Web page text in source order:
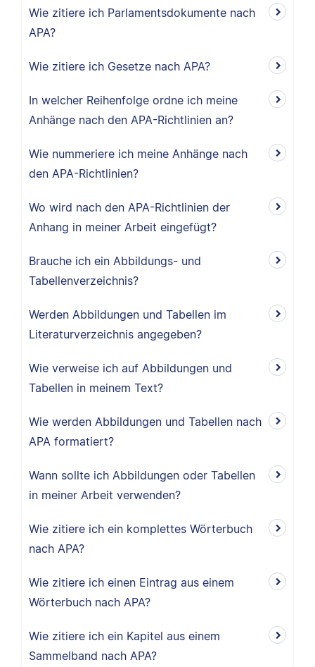
Wie zitiere ich Parlamentsdokumente nach
APA?
Wie zitiere ich Gesetze nach APA?
In welcher Reihenfolge ordne ich meine
Anhänge nach den APA-Richtlinien an?
Wie nummeriere ich meine Anhänge nach
den APA-Richtlinien?
Wo wird nach den APA-Richtlinien der
Anhang in meiner Arbeit eingefügt?
Brauche ich ein Abbildungs- und
Tabellenverzeichnis?
Werden Abbildungen und Tabellen im
Literaturverzeichnis angegeben?
Wie verweise ich auf Abbildungen und
Tabellen in meinem Text?
Wie werden Abbildungen und Tabellen nach
APA formatiert?
Wann sollte ich Abbildungen oder Tabellen
in meiner Arbeit verwenden?
Wie zitiere ich ein komplettes Wörterbuch
nach APA?
Wie zitiere ich einen Eintrag aus einem
Wörterbuch nach APA?
Wie zitiere ich ein Kapitel aus einem
Sammelband nach APA?